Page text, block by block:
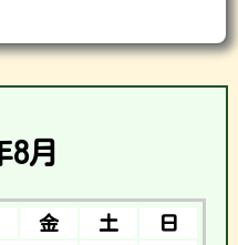
8月
金 土
日